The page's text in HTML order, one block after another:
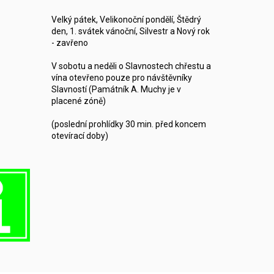
Velký pátek, Velikonoční pondělí, Štědrý
den, 1. svátek vánoční, Silvestr a Nový rok
- zavřeno
V sobotu a neděli o Slavnostech chřestu a
vína otevřeno pouze pro návštěvníky
Slavností (Památník A. Muchy je v
placené zóně)
(poslední prohlídky 30 min. před koncem
otevírací doby)